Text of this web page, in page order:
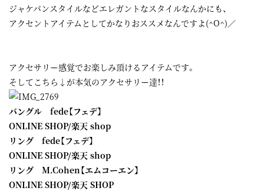
ジャケパンスタイルなどエレガントなスタイルなんかにも、
アクセントアイテムとしてかなりおススメなんですよ(^O^)／
アクセサリー感覚でお楽しみ頂けるアイテムです。
そしてこちら↓が本気のアクセサリー達！！
バングル fede【フェデ】
ONLINE SHOP/楽天 shop
リング fede【フェデ】
ONLINE SHOP/楽天 shop
リング M.Cohen【エムコーエン】
ONLINE SHOP/楽天 SHOP